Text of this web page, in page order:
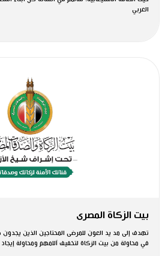
العربي
بيت الزكاة المصرى
تهدف إلى مد يد العون للمرضى المحتاجين الذين
في محاولة من بيت الزكاة لتخفيف آلامهم ومحاولة